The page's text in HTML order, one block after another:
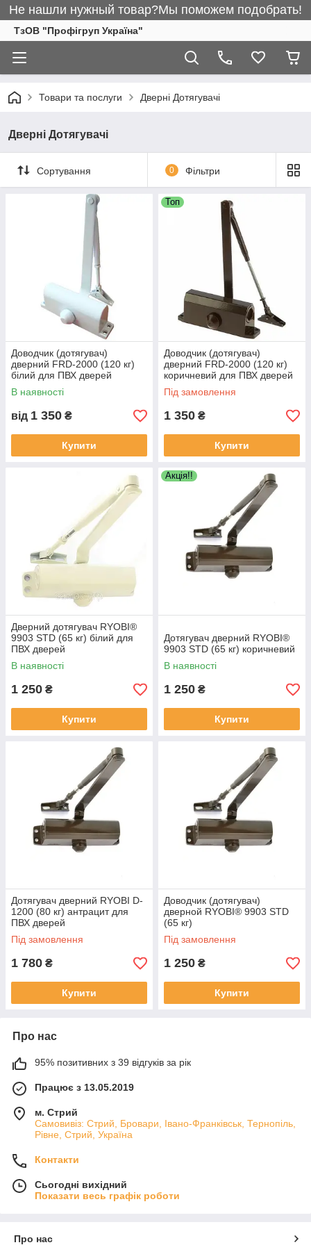
Не нашли нужный товар?Мы поможем подобрать!
ТзОВ "Профігруп Україна"
Товари та послуги Дверні Дотягувачі
Дверні Дотягувачі
Сортування 0 Фільтри
Доводчик (дотягувач)
дверний FRD-2000 (120 кг)
білий для ПВХ дверей
В наявності
від 1 350 ₴
Купити
Топ
Доводчик (дотягувач)
дверний FRD-2000 (120 кг)
коричневий для ПВХ дверей
Під замовлення
1 350 ₴
Купити
Дверний дотягувач RYOBI®
9903 STD (65 кг) білий для
ПВХ дверей
В наявності
1 250 ₴
Купити
Акція!!
Дотягувач дверний RYOBI®
9903 STD (65 кг) коричневий
В наявності
1 250 ₴
Купити
Дотягувач дверний RYOBI D-
1200 (80 кг) антрацит для
ПВХ дверей
Під замовлення
1 780 ₴
Купити
Доводчик (дотягувач)
дверной RYOBI® 9903 STD
(65 кг)
Під замовлення
1 250 ₴
Купити
Про нас
95% позитивних з 39 відгуків за рік
Працює з 13.05.2019
м. Стрий
Самовивіз: Стрий, Бровари, Івано-Франківськ, Тернопіль,
Рівне, Стрий, Україна
Контакти
Сьогодні вихідний
Показати весь графік роботи
Про нас